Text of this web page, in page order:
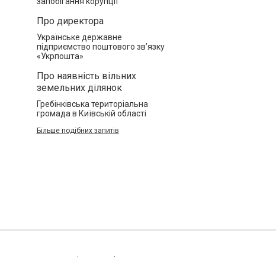
Про директора
Українське державне
підприємство поштового зв’язку
«Укрпошта»
Про наявність вільних
земельних ділянок
Гребінківська територіальна
громада в Київській області
Більше подібних запитів